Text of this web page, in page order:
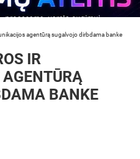
agentūrą sugalvojo dirbdama banke
IR
BANKE